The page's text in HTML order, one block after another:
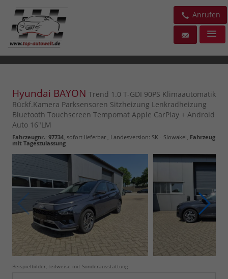
Anrufen
Hyundai BAYON Trend 1.0 T-GDI 90PS Klimaautomatik
Rückf.Kamera Parksensoren Sitzheizung Lenkradheizung
Bluetooth Touchscreen Tempomat Apple CarPlay + Android
Auto 16"LM
Fahrzeugnr.: 97734 sofort lieferbar , Landesversion: SK - Slowakei, Fahrzeug
mit Tageszulassung
Beispielbilder, teilweise mit Sonderausstattung